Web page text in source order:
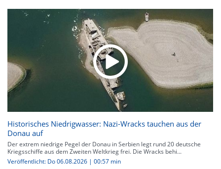
Historisches Niedrigwasser: Nazi-Wracks tauchen aus der
Donau auf
Der extrem niedrige Pegel der Donau in Serbien legt rund 20 deutsche
Kriegsschiffe aus dem Zweiten Weltkrieg frei. Die Wracks behi...
Veröffentlicht: Do 06.08.2026 | 00:57 min